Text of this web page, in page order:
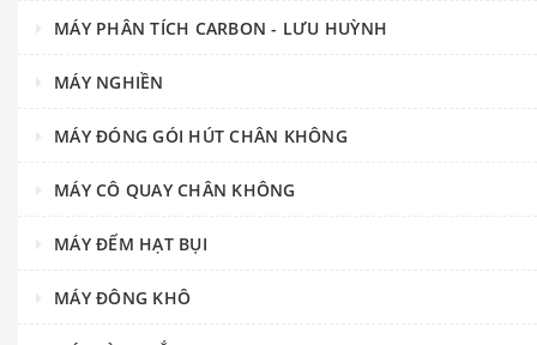
MÁY PHÂN TÍCH CARBON - LƯU HUỲNH
MÁY NGHIỀN
MÁY ĐÓNG GÓI HÚT CHÂN KHÔNG
MÁY CÔ QUAY CHÂN KHÔNG
MÁY ĐẾM HẠT BỤI
MÁY ĐÔNG KHÔ